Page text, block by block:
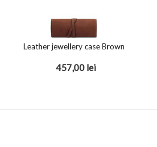
Leather jewellery case Brown
457,00 lei